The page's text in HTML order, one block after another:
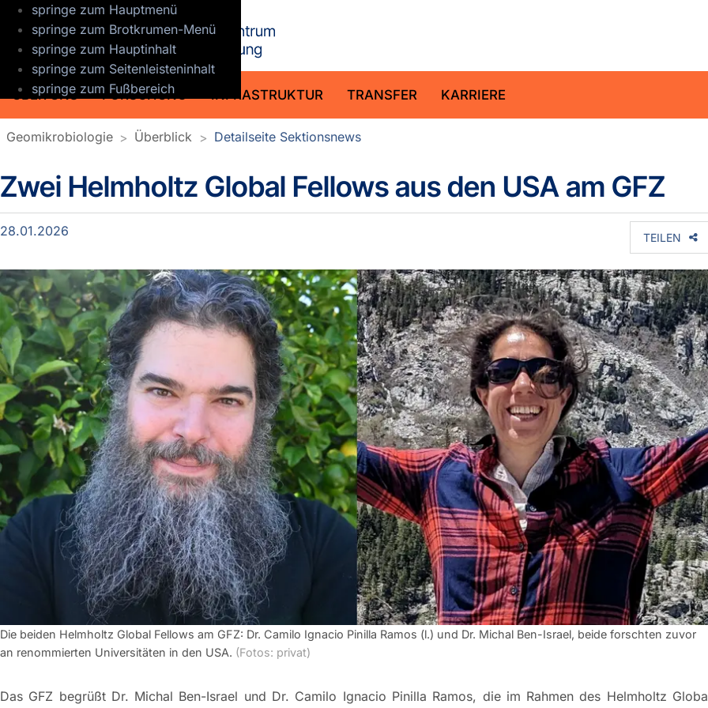
springe zum Hauptmenü
springe zum Brotkrumen-Menü
springe zum Hauptinhalt
springe zum Seitenleisteninhalt
springe zum Fußbereich
ÜBER UNS FORSCHUNG INFRASTRUKTUR TRANSFER KARRIERE
Geomikrobiologie Überblick Detailseite Sektionsnews
Detailseite Sektionsnews
Zwei Helmholtz Global Fellows aus den USA am GFZ
28.01.2026 TEILEN
Die beiden Helmholtz Global Fellows am GFZ: Dr. Camilo Ignacio Pinilla Ramos (l.) und Dr. Michal Ben-Israel, beide forschten zuvor
an renommierten Universitäten in den USA. (Fotos: privat)
Das GFZ begrüßt Dr. Michal Ben-Israel und Dr. Camilo Ignacio Pinilla Ramos, die im Rahmen des Helmholtz